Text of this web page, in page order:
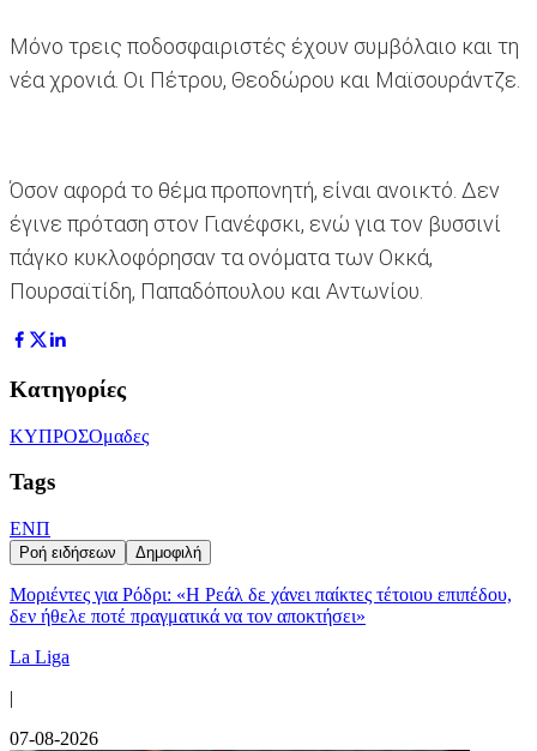
Μόνο τρεις ποδοσφαιριστές έχουν συμβόλαιο και τη
νέα χρονιά. Οι Πέτρου, Θεοδώρου και Μαϊσουράντζε.
Όσον αφορά το θέμα προπονητή, είναι ανοικτό. Δεν
έγινε πρόταση στον Γιανέφσκι, ενώ για τον βυσσινί
πάγκο κυκλοφόρησαν τα ονόματα των Οκκά,
Πουρσαϊτίδη, Παπαδόπουλου και Αντωνίου.
Κατηγορίες
ΚΥΠΡΟΣΟμαδες
Tags
ΕΝΠ
Ροή ειδήσεων Δημοφιλή
Μοριέντες για Ρόδρι: «Η Ρεάλ δε χάνει παίκτες τέτοιου επιπέδου,
δεν ήθελε ποτέ πραγματικά να τον αποκτήσει»
La Liga
|
07-08-2026